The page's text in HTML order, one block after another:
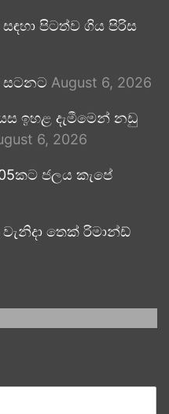
සඳහා පිටත්ව ගිය පිරිස
සටනට August 6, 2026
ඉහළ දැමීමෙන් නඩු
6, 2026
ජලය කැපේ
තෙක් රිමාන්ඩ්